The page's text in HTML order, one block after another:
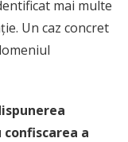
mai multe
Un caz concret
a